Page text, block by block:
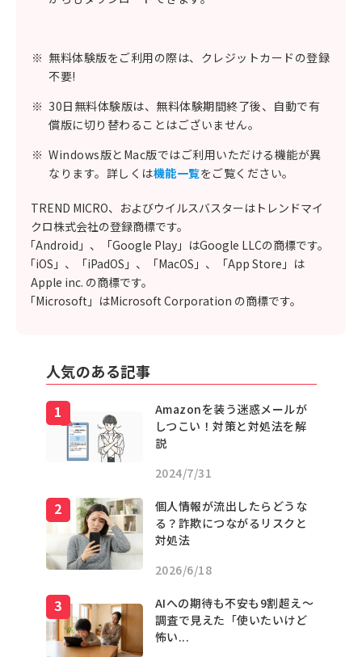
※ 無料体験版をご利用の際は、クレジットカードの登録
不要!
※ 30日無料体験版は、無料体験期間終了後、自動で有
償版に切り替わることはございません。
※ Windows版とMac版ではご利用いただける機能が異
なります。詳しくは機能一覧をご覧ください。
TREND MICRO、およびウイルスバスターはトレンドマイ
クロ株式会社の登録商標です。
「Android」、「Google Play」はGoogle LLCの商標です。
「iOS」、「iPadOS」、「MacOS」、「App Store」は
Apple inc. の商標です。
「Microsoft」はMicrosoft Corporation の商標です。
人気のある記事
Amazonを装う迷惑メールが
しつこい！対策と対処法を解
説
2024/7/31
個人情報が流出したらどうな
る？詐欺につながるリスクと
対処法
2026/6/18
AIへの期待も不安も9割超え〜
調査で見えた「使いたいけど
怖い...